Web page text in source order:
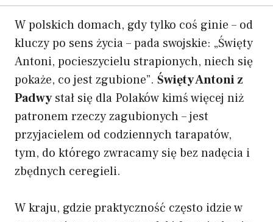
W polskich domach, gdy tylko coś ginie – od
kluczy po sens życia – pada swojskie: „Święty
Antoni, pocieszycielu strapionych, niech się
pokaże, co jest zgubione”. Święty Antoni z
Padwystał się dla Polaków kimś więcej niż
patronem rzeczy zagubionych – jest
przyjacielem od codziennych tarapatów,
tym, do którego zwracamy się bez nadęcia i
zbędnych ceregieli.
W kraju, gdzie praktyczność często idzie w